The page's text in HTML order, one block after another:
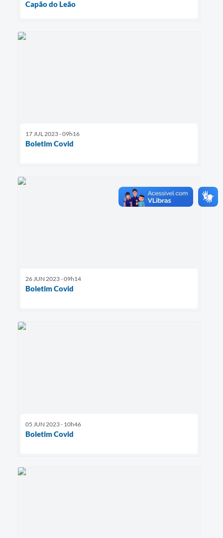
Capão do Leão
17 JUL 2023 - 09h16
Boletim Covid
26 JUN 2023 - 09h14
Boletim Covid
05 JUN 2023 - 10h46
Boletim Covid